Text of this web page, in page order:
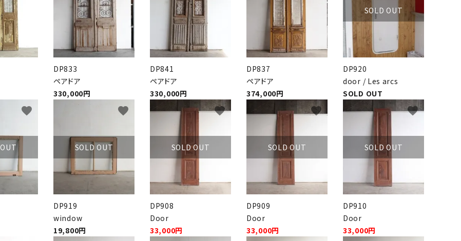
DP833
ペアドア
330,000円
DP841
ペアドア
330,000円
DP837
ペアドア
374,000円
SOLD OUT
DP920
door / Les arcs
SOLD OUT
favorite
SOLD OUT
DP919
window
19,800円
favorite
SOLD OUT
DP908
Door
33,000円
favorite
SOLD OUT
DP909
Door
33,000円
favorite
SOLD OUT
DP910
Door
33,000円
favorite